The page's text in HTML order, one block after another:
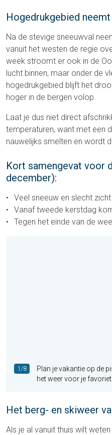
Hogedrukgebied
Na de stevige sneeuwval
vanuit het westen de regie
week stroomt er ook in de
lucht binnen, maar onder de
hogedrukgebied blijft het
hoger in de bergen volop.
Laat je dus niet direct
temperaturen, want met een
nauwelijks smelten en wordt
Kort samengevat voor
december):
Veel sneeuw en slecht
Vanaf tweede kerstdag
Tegen het einde van de
1/8
Plan je vakantie op de
het weer voor je
Het berg- en skiweer
Als je al vanuit thuis wilt